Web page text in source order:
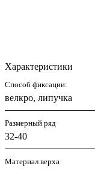
Характеристики
Способ фиксации:
велкро, липучка
Размерный ряд
32-40
Материал верха